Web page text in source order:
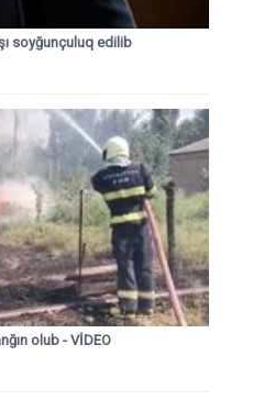
soyğunçuluq edilib
olub - VİDEO